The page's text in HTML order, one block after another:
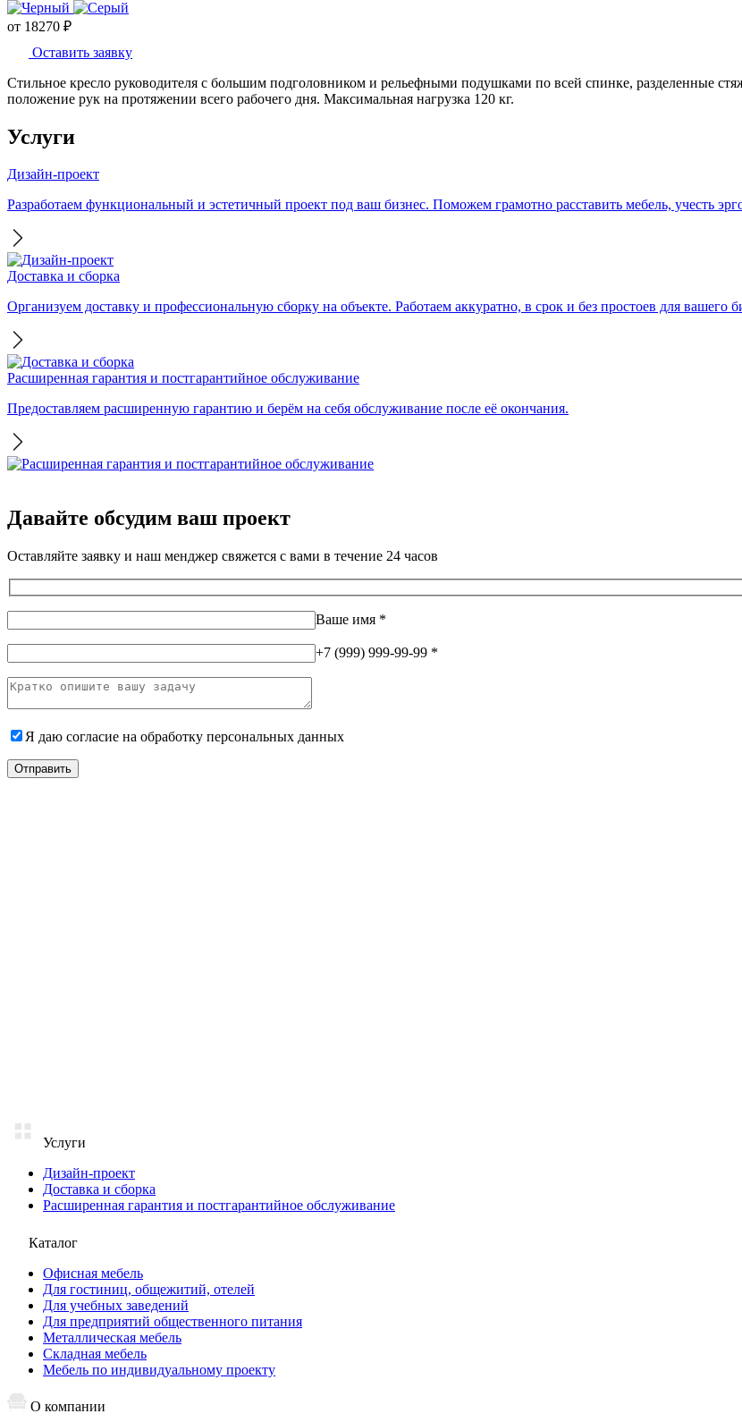
от 18270 ₽
Оставить заявку
Стильное кресло руководителя с большим подголовником и рельефными подушками по всей спинке, разделенные
положение рук на протяжении всего рабочего дня. Максимальная нагрузка 120 кг.
Услуги
Дизайн-проект
Разработаем функциональный и эстетичный проект под ваш бизнес. Поможем грамотно расставить мебель, учесть
Доставка и сборка
Организуем доставку и профессиональную сборку на объекте. Работаем аккуратно, в срок и без простоев для вашего
Расширенная гарантия и постгарантийное обслуживание
Предоставляем расширенную гарантию и берём на себя обслуживание после её окончания.
Давайте обсудим ваш проект
Оставляйте заявку и наш менджер свяжется с вами в течение 24 часов
Ваше имя *
+7 (999) 999-99-99 *
Я даю согласие на обработку персональных данных
Услуги
Дизайн-проект
Доставка и сборка
Расширенная гарантия и постгарантийное обслуживание
Каталог
Офисная мебель
Для гостиниц, общежитий, отелей
Для учебных заведений
Для предприятий общественного питания
Металлическая мебель
Складная мебель
Мебель по индивидуальному проекту
О компании